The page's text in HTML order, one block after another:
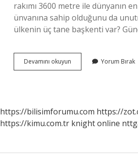
rakımı 3600 metre ile dünyanın
ünvanına sahip olduğunu da
ülkenin üç tane başkenti var?
Devamını okuyun Dünyanın
Başkenti
Yorum Bırak
https://bilisimforumu.com https://
https://kimu.com.tr knight online